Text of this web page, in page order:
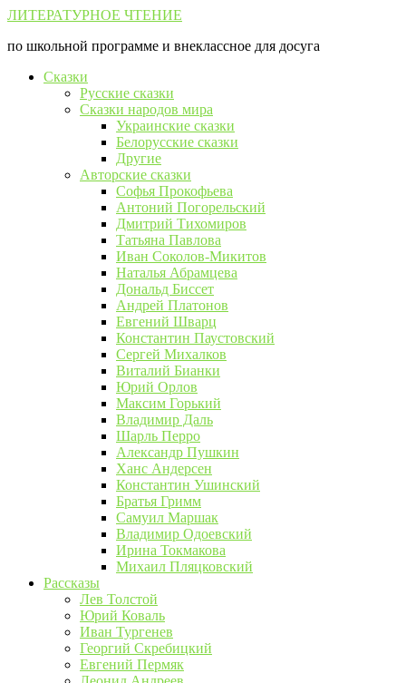
Перейти
контенту
ЛИТЕРАТУРНОЕ ЧТЕНИЕ
по школьной программе и внеклассное для досуга
Сказки
Русские сказки
Сказки народов мира
Украинские сказки
Белорусские сказки
Другие
Авторские сказки
Софья Прокофьева
Антоний Погорельский
Дмитрий Тихомиров
Татьяна Павлова
Иван Соколов-Микитов
Наталья Абрамцева
Дональд Биссет
Андрей Платонов
Евгений Шварц
Константин Паустовский
Сергей Михалков
Виталий Бианки
Юрий Орлов
Максим Горький
Владимир Даль
Шарль Перро
Александр Пушкин
Ханс Андерсен
Константин Ушинский
Братья Гримм
Самуил Маршак
Владимир Одоевский
Ирина Токмакова
Михаил Пляцковский
Рассказы
Лев Толстой
Юрий Коваль
Иван Тургенев
Георгий Скребицкий
Евгений Пермяк